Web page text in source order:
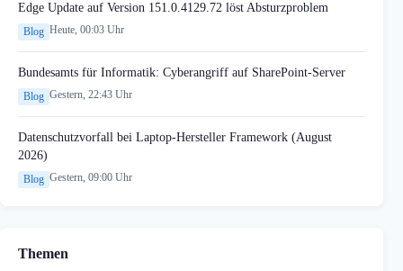
Edge Update auf Version 151.0.4129.72 löst Absturzproblem
Blog Heute, 00:03 Uhr
Bundesamts für Informatik: Cyberangriff auf SharePoint-Server
Blog Gestern, 22:43 Uhr
Datenschutzvorfall bei Laptop-Hersteller Framework (August
2026)
Blog Gestern, 09:00 Uhr
Themen